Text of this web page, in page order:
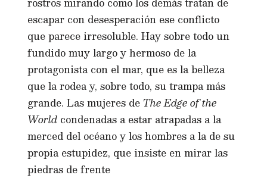
escapar con desesperación ese conflicto
que parece irresoluble. Hay sobre todo un
fundido muy largo y hermoso de la
protagonista con el mar, que es la belleza
que la rodea y, sobre todo, su trampa más
grande. Las mujeres de The Edge of the
World condenadas a estar atrapadas a la
merced del océano y los hombres a la de su
propia estupidez, que insiste en mirar las
piedras de frente